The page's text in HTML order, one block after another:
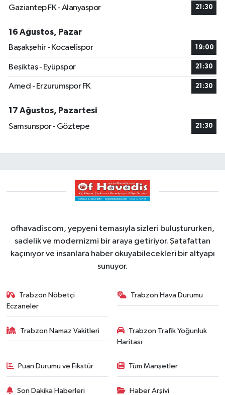
Gaziantep FK - Alanyaspor 21:30
16 Ağustos, Pazar
Başakşehir - Kocaelispor
19:00
Beşiktaş - Eyüpspor 21:30
Amed - Erzurumspor FK 21:30
17 Ağustos, Pazartesi
Samsunspor - Göztepe
21:30
ofhavadiscom, yepyeni temasıyla sizleri buluştururken,
sadelik ve modernizmi bir araya getiriyor. Şatafattan
kaçınıyor ve insanlara haber okuyabilecekleri bir altyapı
sunuyor.
Trabzon Nöbetçi
Eczaneler
Trabzon Hava Durumu
Trabzon Namaz Vakitleri
Trabzon Trafik Yoğunluk
Haritası
Puan Durumu ve Fikstür Tüm Manşetler
Son Dakika Haberleri Haber Arşivi